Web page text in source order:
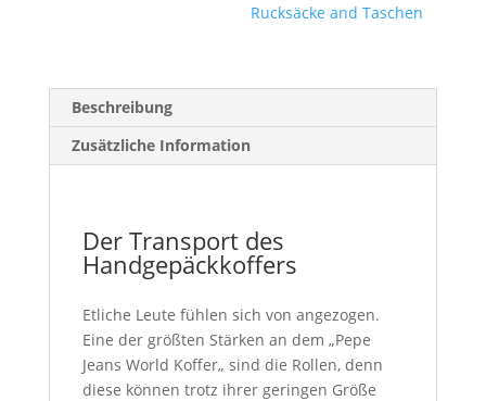
Rucksäcke and Taschen
Beschreibung
Zusätzliche Information
Der Transport des
Handgepäckkoffers
Etliche Leute fühlen sich von angezogen.
Eine der größten Stärken an dem „Pepe
Jeans World Koffer„ sind die Rollen, denn
diese können trotz ihrer geringen Größe